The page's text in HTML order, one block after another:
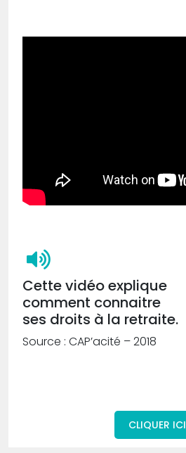
Cette vidéo explique
comment connaitre
ses droits à la retraite.
Source : CAP’acité – 2018
CLIQUER ICI